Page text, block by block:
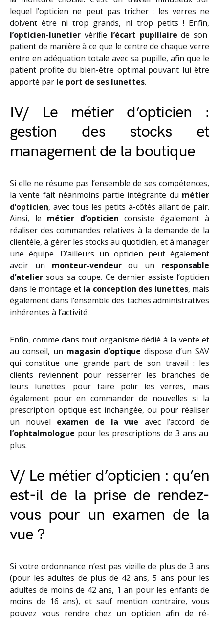
lequel l’opticien ne peut pas tricher : les verres ne
doivent être ni trop grands, ni trop petits ! Enfin,
l’opticien-lunetier vérifie l’écart pupillaire de son
patient de manière à ce que le centre de chaque verre
entre en adéquation totale avec sa pupille, afin que le
patient profite du bien-être optimal pouvant lui être
apporté par le port de ses lunettes.
IV/ Le métier d’opticien :
gestion des stocks et
management de la boutique
Si elle ne résume pas l’ensemble de ses compétences,
la vente fait néanmoins partie intégrante du métier
d’opticien, avec tous les petits à-côtés allant de pair.
Ainsi, le métier d’opticien consiste également à
réaliser des commandes relatives à la demande de la
clientèle, à gérer les stocks au quotidien, et à manager
une équipe. D’ailleurs un opticien peut également
avoir un monteur-vendeurou un responsable
d’atelier sous sa coupe. Ce dernier assiste l’opticien
dans le montage et la conception des lunettes, mais
également dans l’ensemble des taches administratives
inhérentes à l’activité.
Enfin, comme dans tout organisme dédié à la vente et
au conseil, un magasin d’optiquedispose d’un SAV
qui constitue une grande part de son travail : les
clients reviennent pour resserrer les branches de
leurs lunettes, pour faire polir les verres, mais
également pour en commander de nouvelles si la
prescription optique est inchangée, ou pour réaliser
un nouvel examen de la vue avec l’accord de
l’ophtalmologue pour les prescriptions de 3 ans au
plus.
V/ Le métier d’opticien : qu’en
est-il de la prise de rendez-
vous pour un examen de la
vue ?
Si votre ordonnance n’est pas vieille de plus de 3 ans
(pour les adultes de plus de 42 ans, 5 ans pour les
adultes de moins de 42 ans, 1 an pour les enfants de
moins de 16 ans), et sauf mention contraire, vous
pouvez vous rendre chez un opticien afin de ré-